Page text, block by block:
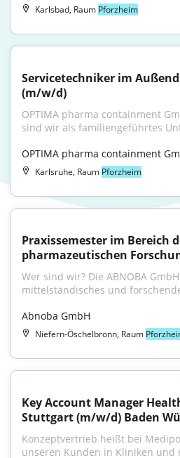
Karlsbad, Raum Pforzheim
Servicetechniker im
(m/w/d)
OPTIMA pharma containment
sind wir als familiengeführtes
OPTIMA pharma containment
Karlsruhe, Raum Pforzheim
Praxissemester im Bereich
pharmazeutischen
Wer sind wir? Die ABNOBA
mittelständisches und
Abnoba GmbH
Niefern-Öschelbronn, Raum
Key Account Manager
Stuttgart (m/w/d) Baden
Konzeptvertrieb heißt bei
unseren Kunden in Kliniken und